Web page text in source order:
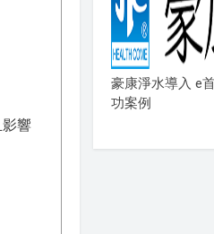
響
豪康淨水導入 e
功案例